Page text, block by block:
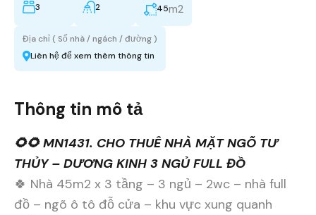
3
2
45m2
Địa chỉ ( Số nhà / ngách / đường )
Liên hệ để xem thêm thông tin
Thông tin mô tả
🌻🌻 MN1431. CHO THUÊ NHÀ MẶT NGÕ TƯ
THỦY – DƯƠNG KINH 3 NGỦ FULL ĐỒ
🍀 Nhà 45m2 x 3 tầng – 3 ngủ – 2wc – nhà full
đồ – ngõ ô tô đỗ cửa – khu vực xung quanh